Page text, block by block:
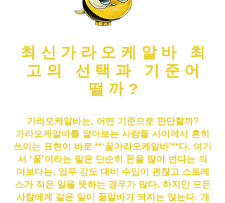
최신가라오케알바 최
고의 선택과 기준어
떨까?
가라오케알바는, 어떤 기준으로 판단할까?
가라오케알바를 알아보는 사람들 사이에서 흔히
쓰이는 표현이 바로 **‘꿀가라오케알바’**다. 여기
서 ‘꿀’이라는 말은 단순히 돈을 많이 번다는 의
미보다는, 업무 강도 대비 수입이 괜찮고 스트레
스가 적은 일을 뜻하는 경우가 많다. 하지만 모든
사람에게 같은 일이 꿀알바가 되지는 않는다. 개